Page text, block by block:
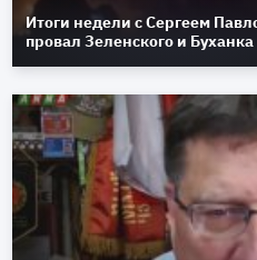
Итоги недели с Сергеем
провал Зеленского и Буханка